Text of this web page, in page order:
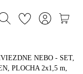
NEBO - SET,
PLOCHA 2x1,5 m,